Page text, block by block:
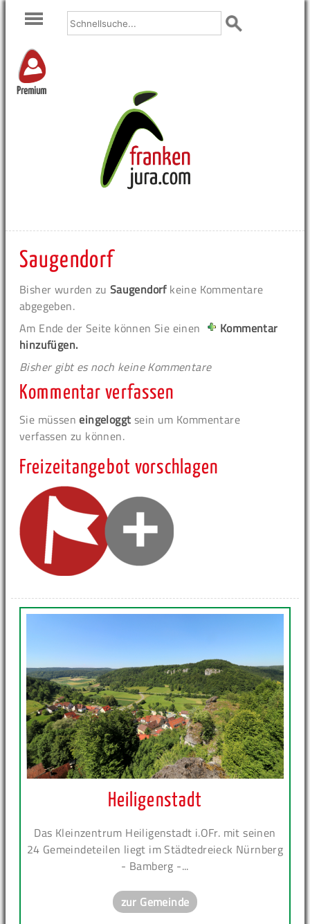
Premium
Saugendorf
Bisher wurden zu Saugendorfkeine Kommentare
abgegeben.
Am Ende der Seite können Sie einen
Kommentar
hinzufügen.
Bisher gibt es noch keine Kommentare
Kommentar verfassen
Sie müsseneingeloggt sein um Kommentare
verfassen zu können.
Freizeitangebot vorschlagen
Heiligenstadt
Das Kleinzentrum Heiligenstadt i.OFr. mit seinen
24 Gemeindeteilen liegt im Städtedreieck Nürnberg
- Bamberg -...
zur Gemeinde